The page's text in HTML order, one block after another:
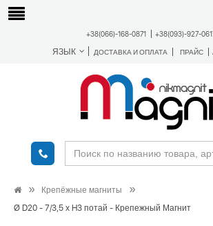
+38(066)-168-0871 +38(093)-927-
ЯЗЫК ДОСТАВКА И ОПЛАТА ПРАЙС
Крепёжные магниты
Ø D20 - 7/3,5 х H3 потай - Крепежный Магнит